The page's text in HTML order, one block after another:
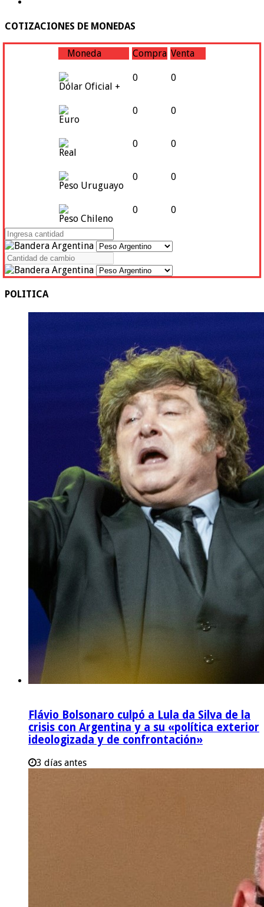
COTIZACIONES DE MONEDAS
Moneda Compra Venta
Dólar Oficial +
0 0
Euro
0 0
Real
0 0
Peso Uruguayo
0 0
Peso Chileno
0 0
POLITICA
Flávio Bolsonaro culpó a Lula da Silva de la
crisis con Argentina y a su «política exterior
ideologizada y de confrontación»
3 días antes